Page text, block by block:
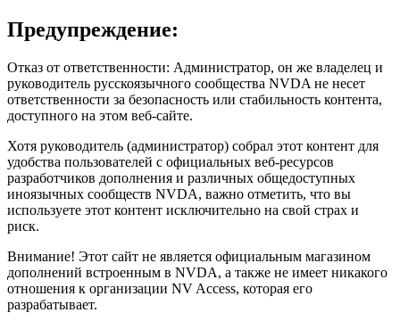
Предупреждение:
Отказ от ответственности: Администратор, он же владелец и
руководитель русскоязычного сообщества NVDA не несет
ответственности за безопасность или стабильность контента,
доступного на этом веб-сайте.
Хотя руководитель (администратор) собрал этот контент для
удобства пользователей с официальных веб-ресурсов
разработчиков дополнения и различных общедоступных
иноязычных сообществ NVDA, важно отметить, что вы
используете этот контент исключительно на свой страх и
риск.
Внимание! Этот сайт не является официальным магазином
дополнений встроенным в NVDA, а также не имеет никакого
отношения к организации NV Access, которая его
разрабатывает.